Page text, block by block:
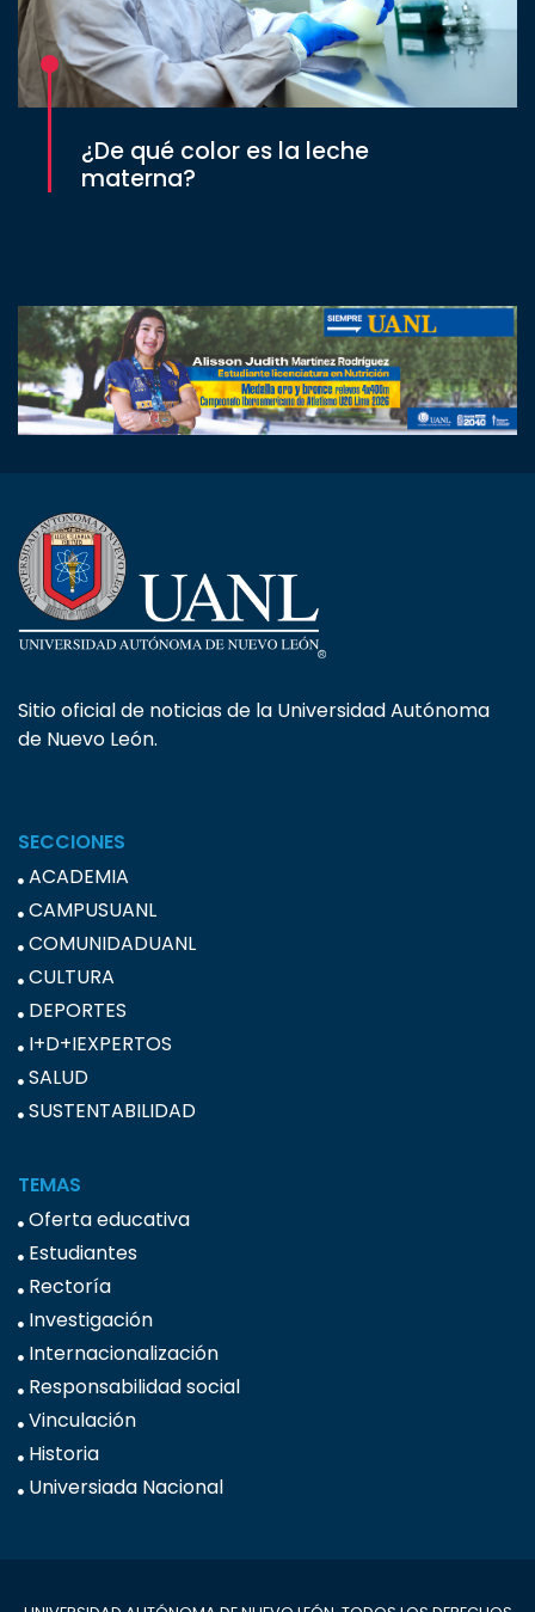
¿De qué color es la leche
materna?
Sitio oficial de noticias de la Universidad Autónoma
de Nuevo León.
SECCIONES
ACADEMIA
CAMPUSUANL
COMUNIDADUANL
CULTURA
DEPORTES
I+D+IEXPERTOS
SALUD
SUSTENTABILIDAD
TEMAS
Oferta educativa
Estudiantes
Rectoría
Investigación
Internacionalización
Responsabilidad social
Vinculación
Historia
Universiada Nacional